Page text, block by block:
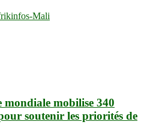
Mali
mondiale mobilise 340
soutenir les priorités de